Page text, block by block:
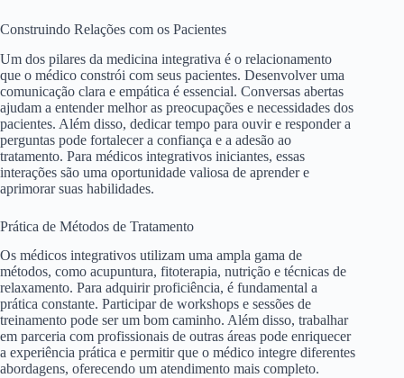
Construindo Relações com os Pacientes
Um dos pilares da medicina integrativa é o relacionamento
que o médico constrói com seus pacientes. Desenvolver uma
comunicação clara e empática é essencial. Conversas abertas
ajudam a entender melhor as preocupações e necessidades dos
pacientes. Além disso, dedicar tempo para ouvir e responder a
perguntas pode fortalecer a confiança e a adesão ao
tratamento. Para médicos integrativos iniciantes, essas
interações são uma oportunidade valiosa de aprender e
aprimorar suas habilidades.
Prática de Métodos de Tratamento
Os médicos integrativos utilizam uma ampla gama de
métodos, como acupuntura, fitoterapia, nutrição e técnicas de
relaxamento. Para adquirir proficiência, é fundamental a
prática constante. Participar de workshops e sessões de
treinamento pode ser um bom caminho. Além disso, trabalhar
em parceria com profissionais de outras áreas pode enriquecer
a experiência prática e permitir que o médico integre diferentes
abordagens, oferecendo um atendimento mais completo.